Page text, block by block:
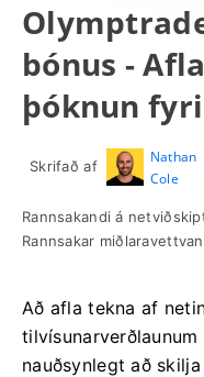
bónus -
þóknun
Skrifað af
Nathan
Cole
Rannsakandi á
Rannsakar
Að afla tekna af
nauðsynlegt að